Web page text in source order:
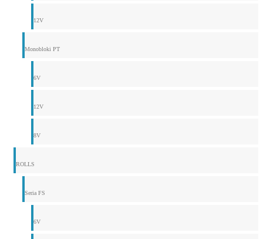
12V
Monobloki PT
6V
12V
8V
ROLLS
Seria FS
6V